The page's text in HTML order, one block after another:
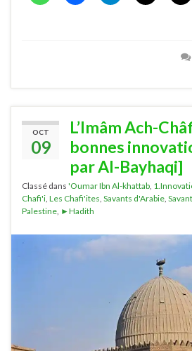
OCT
09
L’Imâm Ach-
bonnes
par Al-Bayhaqi]
Classé dans 'Oumar Ibn Al-khattab,
Chafi'i, Les Chafi'ites, Savants d'Arabie,
Palestine, ►Hadith